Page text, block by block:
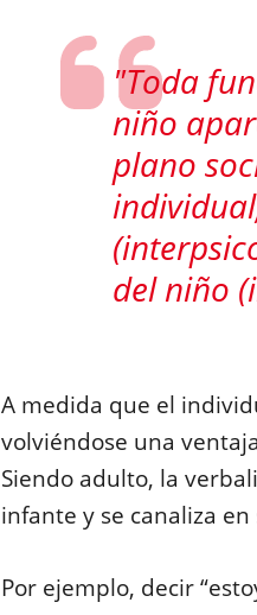
"Toda
niño
plano
del niño
A medida que el
volviéndose una
Siendo adulto, la
infante y se canaliza
Por ejemplo, decir